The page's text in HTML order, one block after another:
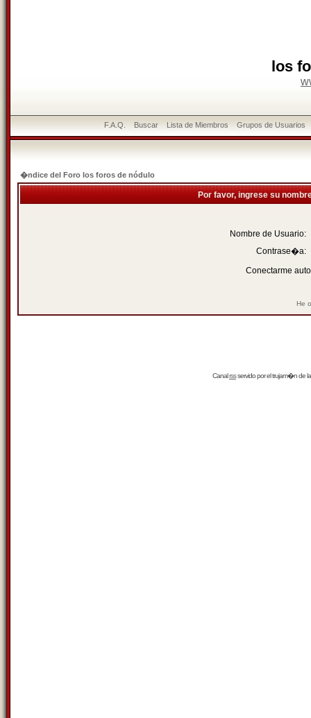
los
F.A.Q. Buscar Lista de Miembros Grupos de Usuarios
�ndice del Foro los foros de nódulo
Por favor, ingrese su
Nombre de Usuario:
Contrase�a:
Conectarme
He
Canalrssservido por eltrujam�nde